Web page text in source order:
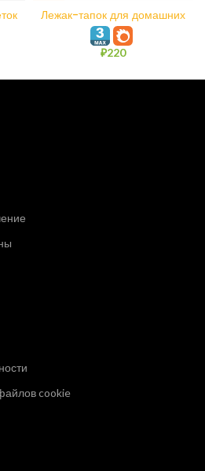
Лежак-тапок для домашних
животных
₽220
cookie